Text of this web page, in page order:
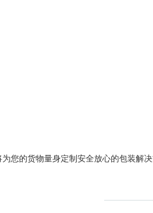
您的货物量身定制安全放心的包装解